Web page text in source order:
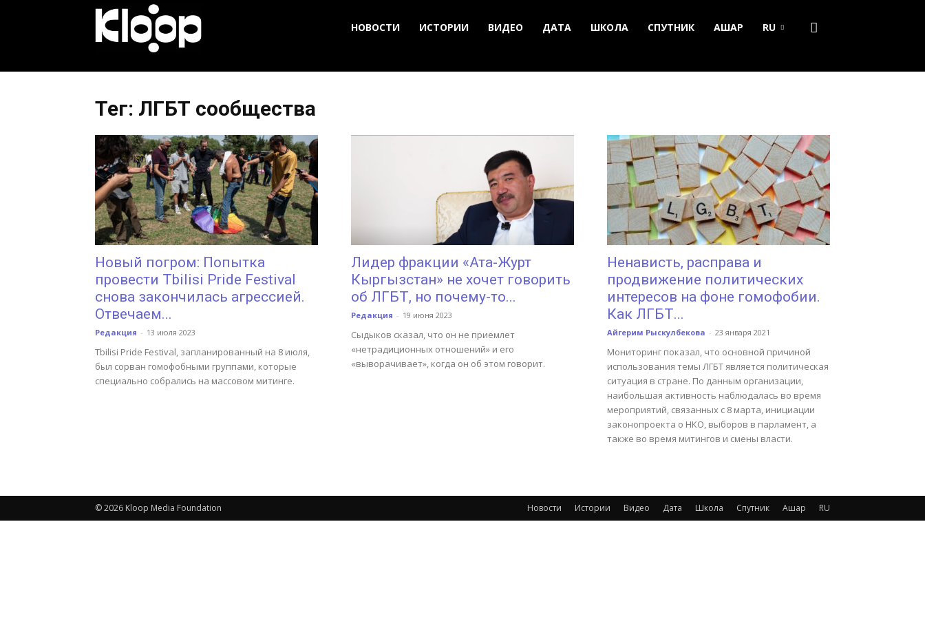
Новости
Кыргызстана
НОВОСТИ ИСТОРИИ ВИДЕО ДАТА ШКОЛА СПУТНИК АШАР RU
Тег: ЛГБТ сообщества
Новый погром: Попытка
провести Tbilisi Pride Festival
снова закончилась агрессией.
Отвечаем...
Редакция - 13 июля 2023
Tbilisi Pride Festival, запланированный на 8 июля,
был сорван гомофобными группами, которые
специально собрались на массовом митинге.
Лидер фракции «Ата-Журт
Кыргызстан» не хочет говорить
об ЛГБТ, но почему-то...
Редакция - 19 июня 2023
Сыдыков сказал, что он не приемлет
«нетрадиционных отношений» и его
«выворачивает», когда он об этом говорит.
Ненависть, расправа и
продвижение политических
интересов на фоне гомофобии.
Как ЛГБТ...
Айгерим Рыскулбекова - 23 января 2021
Мониторинг показал, что основной причиной
использования темы ЛГБТ является политическая
ситуация в стране. По данным организации,
наибольшая активность наблюдалась во время
мероприятий, связанных с 8 марта, инициации
законопроекта о НКО, выборов в парламент, а
также во время митингов и смены власти.
Новости Истории Видео Дата Школа Спутник Ашар RU
© 2026 Kloop Media Foundation